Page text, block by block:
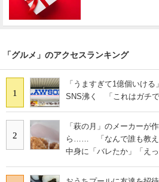
「グルメ」のアクセスランキング
1
「うますぎて1億個いけ
SNS沸く 「これはガチで
2
「萩の月」のメーカーが
ら…… 「なんで誰も教え
中身に「バレたか」「えっ